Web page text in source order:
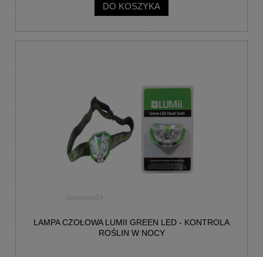
DO KOSZYKA
LAMPA CZOŁOWA LUMII GREEN LED - KONTROLA
ROŚLIN W NOCY